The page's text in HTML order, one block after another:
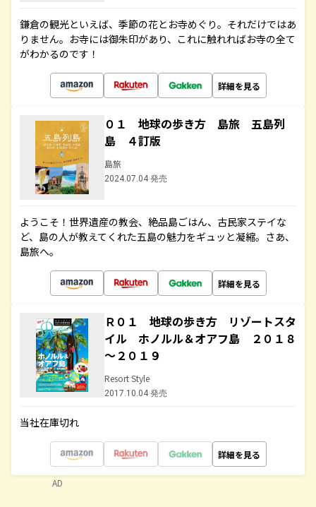
鎌倉の観光といえば、季節の花とお寺めぐり。それだけではあ
りません。お寺には御朱印があり、これに触れればお寺の全て
がわかるのです！
詳細を見る
０１ 地球の歩き方 島旅 五島列
島 ４訂版
島旅
2024.07.04 発売
ようこそ！世界遺産の教会、絶品島ごはん、古民家ステイな
ど、島の人が教えてくれた五島の魅力をギュッと凝縮。さあ、
島旅へ。
詳細を見る
Ｒ０１ 地球の歩き方 リゾートスタ
イル ホノルル＆オアフ島 ２０１８
～２０１９
Resort Style
2017.10.04 発売
当社在庫切れ
詳細を見る
AD